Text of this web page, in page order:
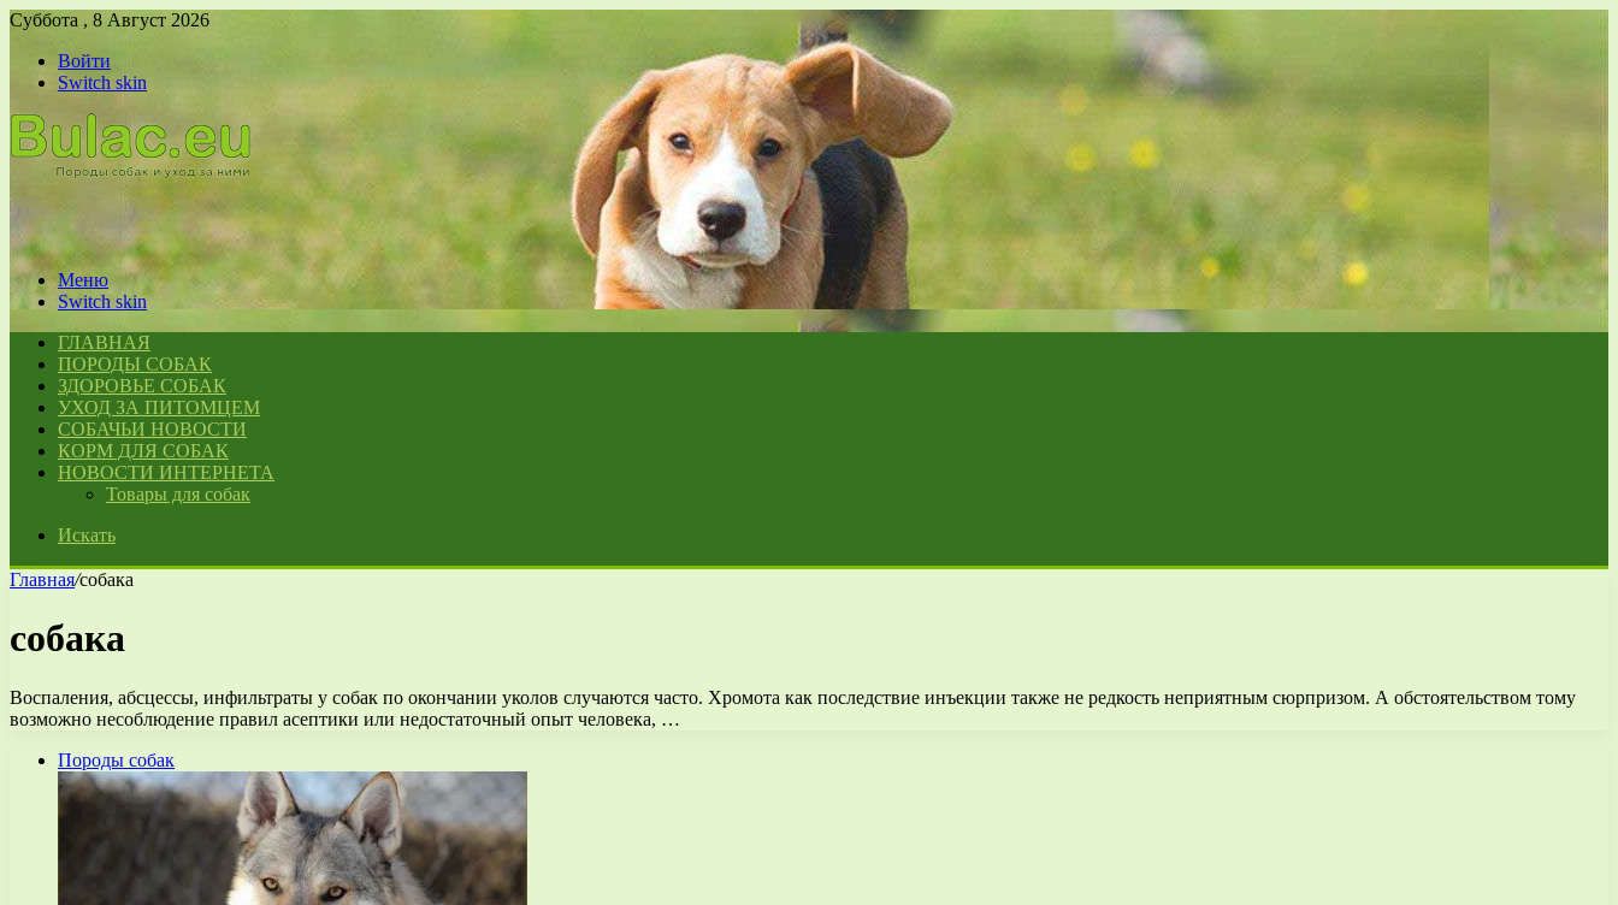
Суббота , 8 Август 2026
Войти
Switch skin
Меню
Switch skin
ГЛАВНАЯ
ПОРОДЫ СОБАК
ЗДОРОВЬЕ СОБАК
УХОД ЗА ПИТОМЦЕМ
СОБАЧЬИ НОВОСТИ
КОРМ ДЛЯ СОБАК
НОВОСТИ ИНТЕРНЕТА
Товары для собак
Искать
Главная/собака
собака
Воспаления, абсцессы, инфильтраты у собак по окончании уколов случаются часто. Хромота как последствие инъекции также не редкость неприятным сюрпризом. А обстоятельством тому
возможно несоблюдение правил асептики или недостаточный опыт человека, …
Породы собак